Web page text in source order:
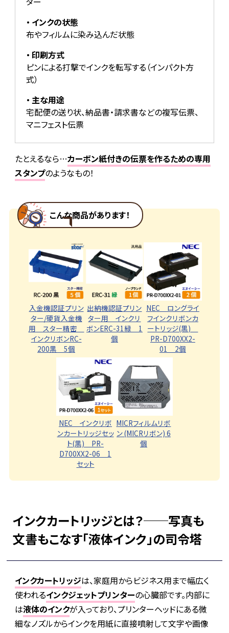
インクの状態
布やフィルムに染み込んだ状態
印刷方式
ピンによる打撃でインクを転写する（インパクト方
式）
主な用途
宅配便の送り状、納品書・請求書などの複写伝票、
マニフェスト伝票
たとえるなら…カーボン紙付きの伝票を作るための専用
スタンプのようなもの！
こんな商品があります！
入金機認証プリン
ター/硬貨入金機
用 スター精密
インクリボンRC-
200黒 5個
出納機認証プリン
ター用 インクリ
ボンERC-31緑 1
個
NEC ロングライ
フインクリボンカ
ートリッジ(黒)
PR-D700XX2-
01 2個
NEC インクリボ
ンカートリッジセッ
ト(黒) PR-
D700XX2-06 1
セット
MICRフィルムリボ
ン (MICRリボン) 6
個
インクカートリッジとは？──写真も
文書もこなす「液体インク」の司令塔
インクカートリッジは、家庭用からビジネス用まで幅広く
使われるインクジェットプリンターの心臓部です。内部に
は液体のインクが入っており、プリンターヘッドにある微
細なノズルからインクを用紙に直接噴射して文字や画像